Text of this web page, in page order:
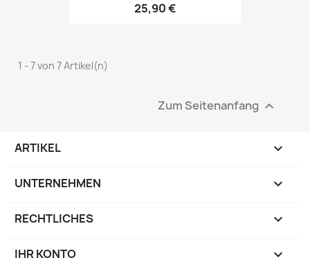
25,90 €
1 - 7 von 7 Artikel(n)
Zum Seitenanfang 
ARTIKEL 
UNTERNEHMEN 
RECHTLICHES 
IHR KONTO 